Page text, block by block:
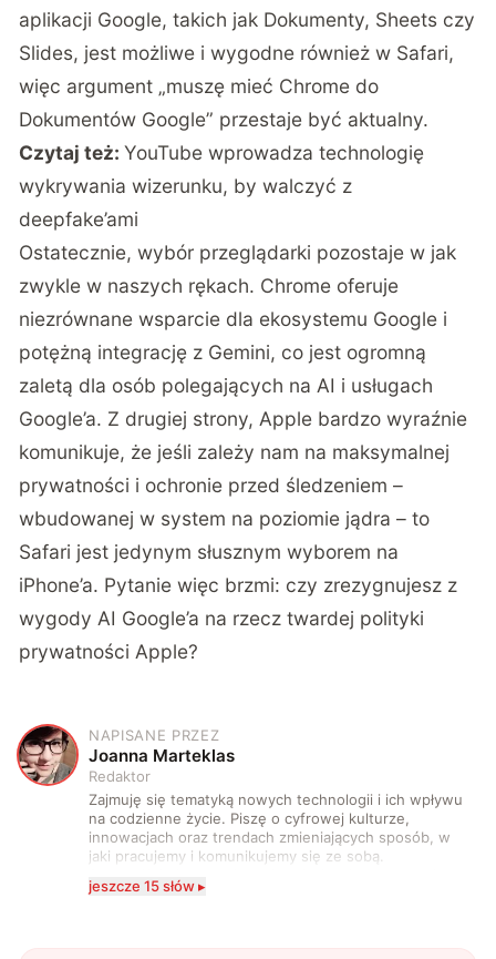
aplikacji Google, takich jak Dokumenty, Sheets czy
Slides, jest możliwe i wygodne również w Safari,
więc argument „muszę mieć Chrome do
Dokumentów Google” przestaje być aktualny.
Czytaj też:YouTube wprowadza technologię
wykrywania wizerunku, by walczyć z
deepfake’ami
Ostatecznie, wybór przeglądarki pozostaje w jak
zwykle w naszych rękach. Chrome oferuje
niezrównane wsparcie dla ekosystemu Google i
potężną integrację z Gemini, co jest ogromną
zaletą dla osób polegających na AI i usługach
Google’a. Z drugiej strony, Apple bardzo wyraźnie
komunikuje, że jeśli zależy nam na maksymalnej
prywatności i ochronie przed śledzeniem –
wbudowanej w system na poziomie jądra – to
Safari jest jedynym słusznym wyborem na
iPhone’a. Pytanie więc brzmi: czy zrezygnujesz z
wygody AI Google’a na rzecz twardej polityki
prywatności Apple?
J
NAPISANE PRZEZ
Joanna Marteklas
Redaktor
Zajmuję się tematyką nowych technologii i ich wpływu
na codzienne życie. Piszę o cyfrowej kulturze,
innowacjach oraz trendach zmieniających sposób, w
jaki pracujemy i komunikujemy się ze sobą.
Szczególnie interesuje mnie relacja między rozwojem
technologii a współczesną popkulturą. W wolnych
jeszcze 15 słów ▸